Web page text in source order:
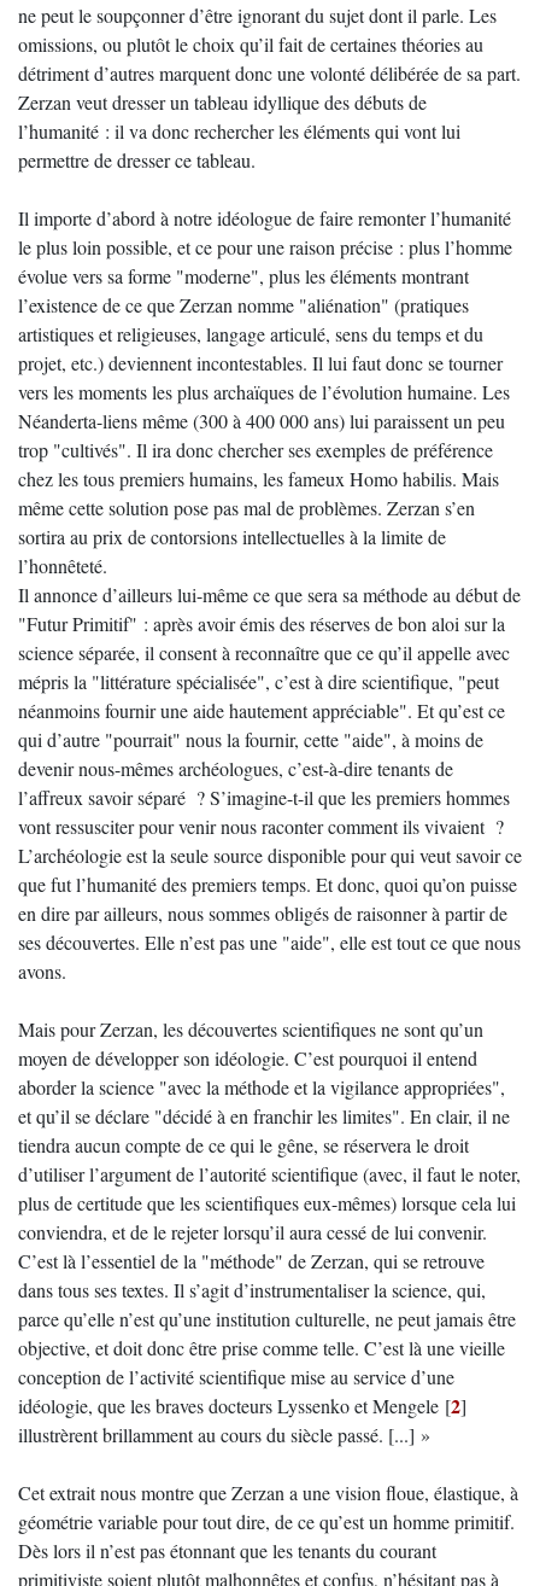
ne peut le soupçonner d’être ignorant du sujet dont il parle. Les
omissions, ou plutôt le choix qu’il fait de certaines théories au
détriment d’autres marquent donc une volonté délibérée de sa part.
Zerzan veut dresser un tableau idyllique des débuts de
l’humanité : il va donc rechercher les éléments qui vont lui
permettre de dresser ce tableau.
Il importe d’abord à notre idéologue de faire remonter l’humanité
le plus loin possible, et ce pour une raison précise : plus l’homme
évolue vers sa forme "moderne", plus les éléments montrant
l’existence de ce que Zerzan nomme "aliénation" (pratiques
artistiques et religieuses, langage articulé, sens du temps et du
projet, etc.) deviennent incontestables. Il lui faut donc se tourner
vers les moments les plus archaïques de l’évolution humaine. Les
Néanderta-liens même (300 à 400 000 ans) lui paraissent un peu
trop "cultivés". Il ira donc chercher ses exemples de préférence
chez les tous premiers humains, les fameux Homo habilis. Mais
même cette solution pose pas mal de problèmes. Zerzan s’en
sortira au prix de contorsions intellectuelles à la limite de
l’honnêteté.
Il annonce d’ailleurs lui-même ce que sera sa méthode au début de
"Futur Primitif" : après avoir émis des réserves de bon aloi sur la
science séparée, il consent à reconnaître que ce qu’il appelle avec
mépris la "littérature spécialisée", c’est à dire scientifique, "peut
néanmoins fournir une aide hautement appréciable". Et qu’est ce
qui d’autre "pourrait" nous la fournir, cette "aide", à moins de
devenir nous-mêmes archéologues, c’est-à-dire tenants de
l’affreux savoir séparé ? S’imagine-t-il que les premiers hommes
vont ressusciter pour venir nous raconter comment ils vivaient ?
L’archéologie est la seule source disponible pour qui veut savoir ce
que fut l’humanité des premiers temps. Et donc, quoi qu’on puisse
en dire par ailleurs, nous sommes obligés de raisonner à partir de
ses découvertes. Elle n’est pas une "aide", elle est tout ce que nous
avons.
Mais pour Zerzan, les découvertes scientifiques ne sont qu’un
moyen de développer son idéologie. C’est pourquoi il entend
aborder la science "avec la méthode et la vigilance appropriées",
et qu’il se déclare "décidé à en franchir les limites". En clair, il ne
tiendra aucun compte de ce qui le gêne, se réservera le droit
d’utiliser l’argument de l’autorité scientifique (avec, il faut le noter,
plus de certitude que les scientifiques eux-mêmes) lorsque cela lui
conviendra, et de le rejeter lorsqu’il aura cessé de lui convenir.
C’est là l’essentiel de la "méthode" de Zerzan, qui se retrouve
dans tous ses textes. Il s’agit d’instrumentaliser la science, qui,
parce qu’elle n’est qu’une institution culturelle, ne peut jamais être
objective, et doit donc être prise comme telle. C’est là une vieille
conception de l’activité scientifique mise au service d’une
idéologie, que les braves docteurs Lyssenko et Mengele [2]
illustrèrent brillamment au cours du siècle passé. [...] »
Cet extrait nous montre que Zerzan a une vision floue, élastique, à
géométrie variable pour tout dire, de ce qu’est un homme primitif.
Dès lors il n’est pas étonnant que les tenants du courant
primitiviste soient plutôt malhonnêtes et confus, n’hésitant pas à